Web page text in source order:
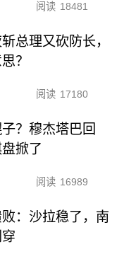
阅读 18481
总理又砍防长，
？
阅读 17180
？穆杰塔巴回
掀了
阅读 16989
：沙拉稳了，南